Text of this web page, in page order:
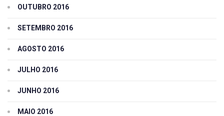
OUTUBRO 2016
SETEMBRO 2016
AGOSTO 2016
JULHO 2016
JUNHO 2016
MAIO 2016